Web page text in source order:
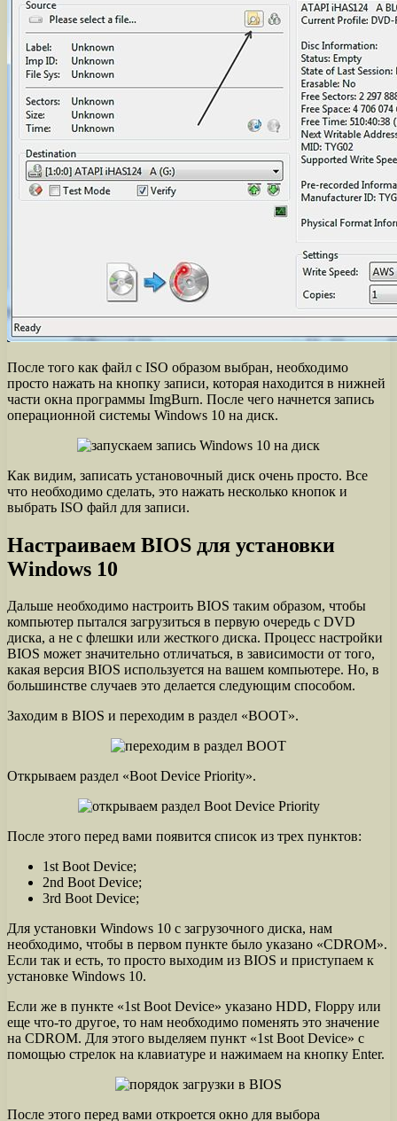
После того как файл с ISO образом выбран, необходимо
просто нажать на кнопку записи, которая находится в нижней
части окна программы ImgBurn. После чего начнется запись
операционной системы Windows 10 на диск.
Как видим, записать установочный диск очень просто. Все
что необходимо сделать, это нажать несколько кнопок и
выбрать ISO файл для записи.
Настраиваем BIOS для установки
Windows 10
Дальше необходимо настроить BIOS таким образом, чтобы
компьютер пытался загрузиться в первую очередь с DVD
диска, а не с флешки или жесткого диска. Процесс настройки
BIOS может значительно отличаться, в зависимости от того,
какая версия BIOS используется на вашем компьютере. Но, в
большинстве случаев это делается следующим способом.
Заходим в BIOS и переходим в раздел «BOOT».
Открываем раздел «Boot Device Priority».
После этого перед вами появится список из трех пунктов:
1st Boot Device;
2nd Boot Device;
3rd Boot Device;
Для установки Windows 10 c загрузочного диска, нам
необходимо, чтобы в первом пункте было указано «CDROM».
Если так и есть, то просто выходим из BIOS и приступаем к
установке Windows 10.
Если же в пункте «1st Boot Device» указано HDD, Floppy или
еще что-то другое, то нам необходимо поменять это значение
на CDROM. Для этого выделяем пункт «1st Boot Device» с
помощью стрелок на клавиатуре и нажимаем на кнопку Enter.
После этого перед вами откроется окно для выбора